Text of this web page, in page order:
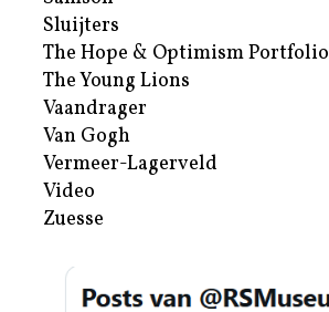
Sluijters
The Hope & Optimism Portfolio
The Young Lions
Vaandrager
Van Gogh
Vermeer-Lagerveld
Video
Zuesse